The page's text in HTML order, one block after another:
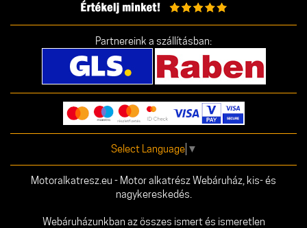
Partnereink a szállításban:
Select Language ▼
Motoralkatresz.eu - Motor alkatrész Webáruház, kis- és
nagykereskedés.
Webáruházunkban az összes ismert és ismeretlen